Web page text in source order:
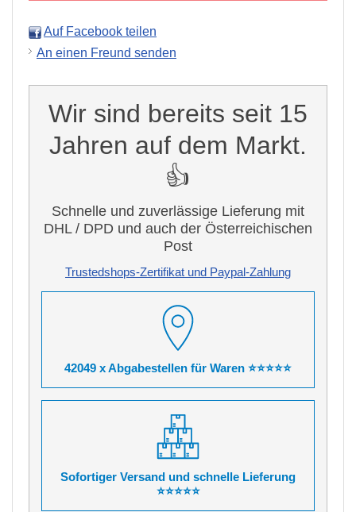
Auf Facebook teilen
An einen Freund senden
Wir sind bereits seit 15
Jahren auf dem Markt.
👍
Schnelle und zuverlässige Lieferung mit
DHL / DPD und auch der Österreichischen
Post
Trustedshops-Zertifikat und Paypal-Zahlung
42049 x Abgabestellen für Waren ⭐⭐⭐⭐⭐
Sofortiger Versand und schnelle Lieferung
⭐⭐⭐⭐⭐